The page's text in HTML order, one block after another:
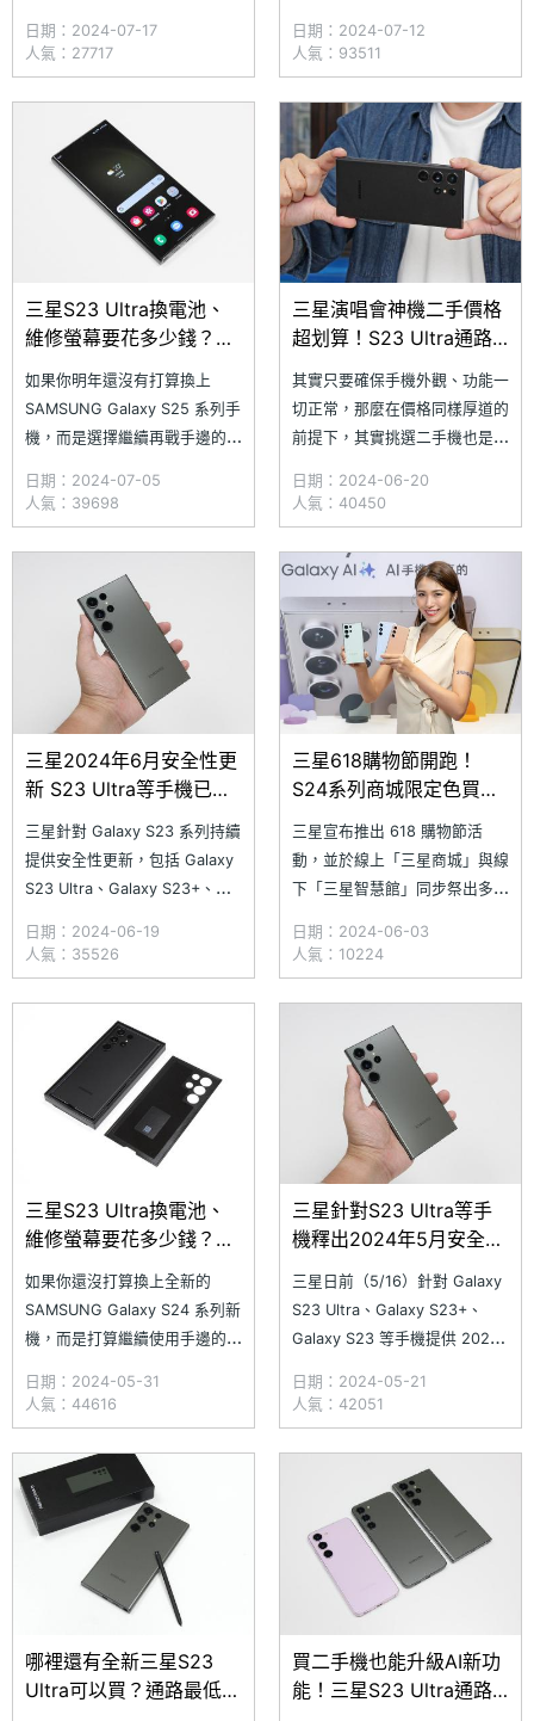
的安全性更新通知。然而，此次
更新屬於 Android 的定期安全
性更新，三星並未特別說明修補
了哪些項目，不過還是建議用戶
配合更新，以利裝置的安全性
日期：2024-07-17
人氣：27717
針對智慧館門市用戶提供舊機回
收價格試算的服務，其中三星老
客戶還能享有更高額的回收價折
扣。今天小編就先透過 Galaxy
S21、Galaxy S22 與
日期：2024-07-12
人氣：93511
三星S23 Ultra換電池、
維修螢幕要花多少錢？通
路價格一次看(2024.7)
如果你明年還沒有打算換上
SAMSUNG Galaxy S25 系列手
機，而是選擇繼續再戰手邊的
前已經出現一條條的螢幕刮痕，
或是電池續航早就不堪日常負
荷，不如趁現在趕緊換顆新電池
與手機螢幕吧！究竟
SAMSUNG Galaxy S23 系列目
前在 SOGI 合
日期：2024-07-05
人氣：39698
三星演唱會神機二手價格
超划算！S23 Ultra通路
平均價格一次看(2024.6)
其實只要確保手機外觀、功能一
切正常，那麼在價格同樣厚道的
前提下，其實挑選二手機也是不
神器美名的 SAMSUNG Galaxy
S23 Ultra，不僅具備 10x 光學
潛望式長焦鏡頭，最遠還能拍攝
高達 100x 數位變焦的畫面，表
現超級強悍。隨著
日期：2024-06-20
人氣：40450
三星2024年6月安全性更
新 S23 Ultra等手機已可
三星針對 Galaxy S23 系列持續
提供安全性更新，包括 Galaxy
S23 Ultra、Galaxy S23+、
等多款手機近日（6/17）已經能
陸續收到 2024 年 6 月安全性
更新。不過，這次更新算是
Android 定期的安全性更新，三
日期：2024-06-19
人氣：35526
三星618購物節開跑！
S24系列商城限定色買再
三星宣布推出 618 購物節活
動，並於線上「三星商城」與線
下「三星智慧館」同步祭出多項
商城購買 Galaxy S24 系列商城
限定色，加碼送王品集團商品卡
1,000 元；6/10 以前選購
Galaxy S23 Ultra 256GB 版
本，除了可享限量 66 折
日期：2024-06-03
人氣：10224
三星S23 Ultra換電池、
維修螢幕要花多少錢？通
路價格一次看(2024.5)
如果你還沒打算換上全新的
SAMSUNG Galaxy S24 系列新
機，而是打算繼續使用手邊的
前已經出現一條條的螢幕刮痕，
或是電池續航早就不堪日常負
荷，不如現在趕緊換顆新電池與
手機螢幕吧！究竟 SAMSUNG
Galaxy S23 系列目前在 SOGI
日期：2024-05-31
人氣：44616
三星針對S23 Ultra等手
機釋出2024年5月安全性
三星日前（5/16）針對 Galaxy
S23 Ultra、Galaxy S23+、
Galaxy S23 等手機提供 2024
算是 Android 定期的安全性更
新，如同過往三星並未說明針對
哪些項目修補，不過此次特別提
到手機更新後，由於安全性原則
更新，用戶將
日期：2024-05-21
人氣：42051
哪裡還有全新三星S23
Ultra可以買？通路最低價
買二手機也能升級AI新功
能！三星S23 Ultra通路